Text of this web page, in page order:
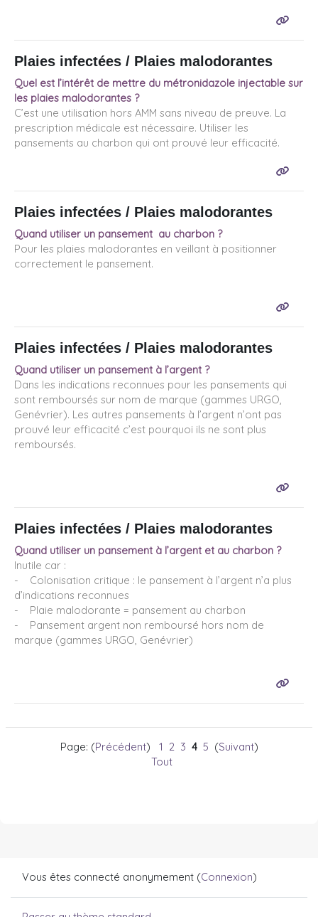
Plaies infectées / Plaies malodorantes
Quel est l’intérêt de mettre du métronidazole injectable sur
les plaies malodorantes ?
C’est une utilisation hors AMM sans niveau de preuve. La
prescription médicale est nécessaire. Utiliser les
pansements au charbon qui ont prouvé leur efficacité.
Plaies infectées / Plaies malodorantes
Quand utiliser un pansement au charbon ?
Pour les plaies malodorantes en veillant à positionner
correctement le pansement.
Plaies infectées / Plaies malodorantes
Quand utiliser un pansement à l’argent ?
Dans les indications reconnues pour les pansements qui
sont remboursés sur nom de marque (gammes URGO,
Genévrier). Les autres pansements à l’argent n’ont pas
prouvé leur efficacité c’est pourquoi ils ne sont plus
remboursés.
Plaies infectées / Plaies malodorantes
Quand utiliser un pansement à l’argent et au charbon ?
Inutile car :
- Colonisation critique : le pansement à l’argent n’a plus
d’indications reconnues
- Plaie malodorante = pansement au charbon
- Pansement argent non remboursé hors nom de
marque (gammes URGO, Genévrier)
Page: (Précédent) 1 2 3 4 5 (Suivant)
Tout
Vous êtes connecté anonymement (Connexion)